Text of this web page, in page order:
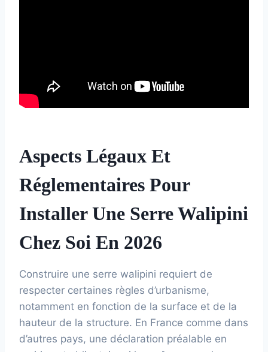
Aspects Légaux Et
Réglementaires Pour
Installer Une Serre Walipini
Chez Soi En 2026
Construire une serre walipini requiert de
respecter certaines règles d’urbanisme,
notamment en fonction de la surface et de la
hauteur de la structure. En France comme dans
d’autres pays, une déclaration préalable en